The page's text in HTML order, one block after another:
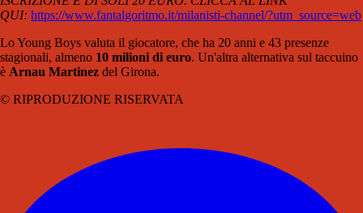
QUI: https://www.fantalgoritmo.it/milanisti-channel/?utm_source=web
Lo Young Boys valuta il giocatore, che ha 20 anni e 43 presenze
stagionali, almeno 10 milioni di euro. Un'altra alternativa sul taccuino
è Arnau Martinez del Girona.
© RIPRODUZIONE RISERVATA